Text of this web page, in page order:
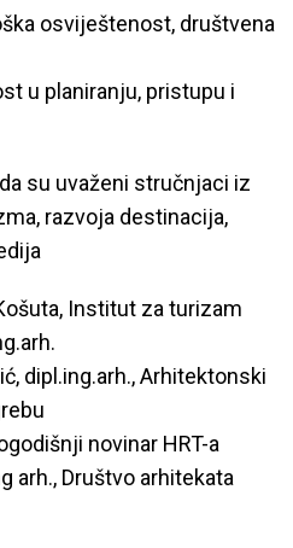
osviještenost, društvena
u planiranju, pristupu i
su uvaženi stručnjaci iz
razvoja destinacija,
Institut za turizam
dipl.ing.arh., Arhitektonski
novinar HRT-a
arh., Društvo arhitekata